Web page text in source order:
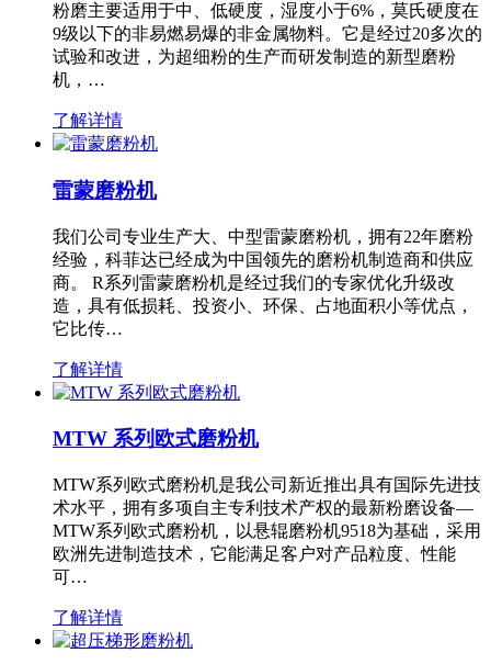
粉磨主要适用于中、低硬度，湿度小于6%，莫氏硬度在
9级以下的非易燃易爆的非金属物料。它是经过20多次的
试验和改进，为超细粉的生产而研发制造的新型磨粉
机，…
了解详情
雷蒙磨粉机
我们公司专业生产大、中型雷蒙磨粉机，拥有22年磨粉
经验，科菲达已经成为中国领先的磨粉机制造商和供应
商。 R系列雷蒙磨粉机是经过我们的专家优化升级改
造，具有低损耗、投资小、环保、占地面积小等优点，
它比传…
了解详情
MTW 系列欧式磨粉机
MTW系列欧式磨粉机是我公司新近推出具有国际先进技
术水平，拥有多项自主专利技术产权的最新粉磨设备—
MTW系列欧式磨粉机，以悬辊磨粉机9518为基础，采用
欧洲先进制造技术，它能满足客户对产品粒度、性能
可…
了解详情